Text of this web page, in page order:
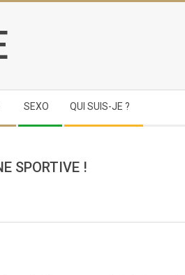
SEXO QUI SUIS-JE ?
SPORTIVE !